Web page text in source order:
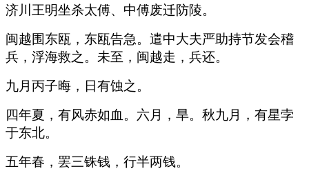
济川王明坐杀太傅、中傅废迁防陵。
闽越围东瓯，东瓯告急。遣中大夫严助持节发会稽
兵，浮海救之。未至，闽越走，兵还。
九月丙子晦，日有蚀之。
四年夏，有风赤如血。六月，旱。秋九月，有星孛
于东北。
五年春，罢三铢钱，行半两钱。